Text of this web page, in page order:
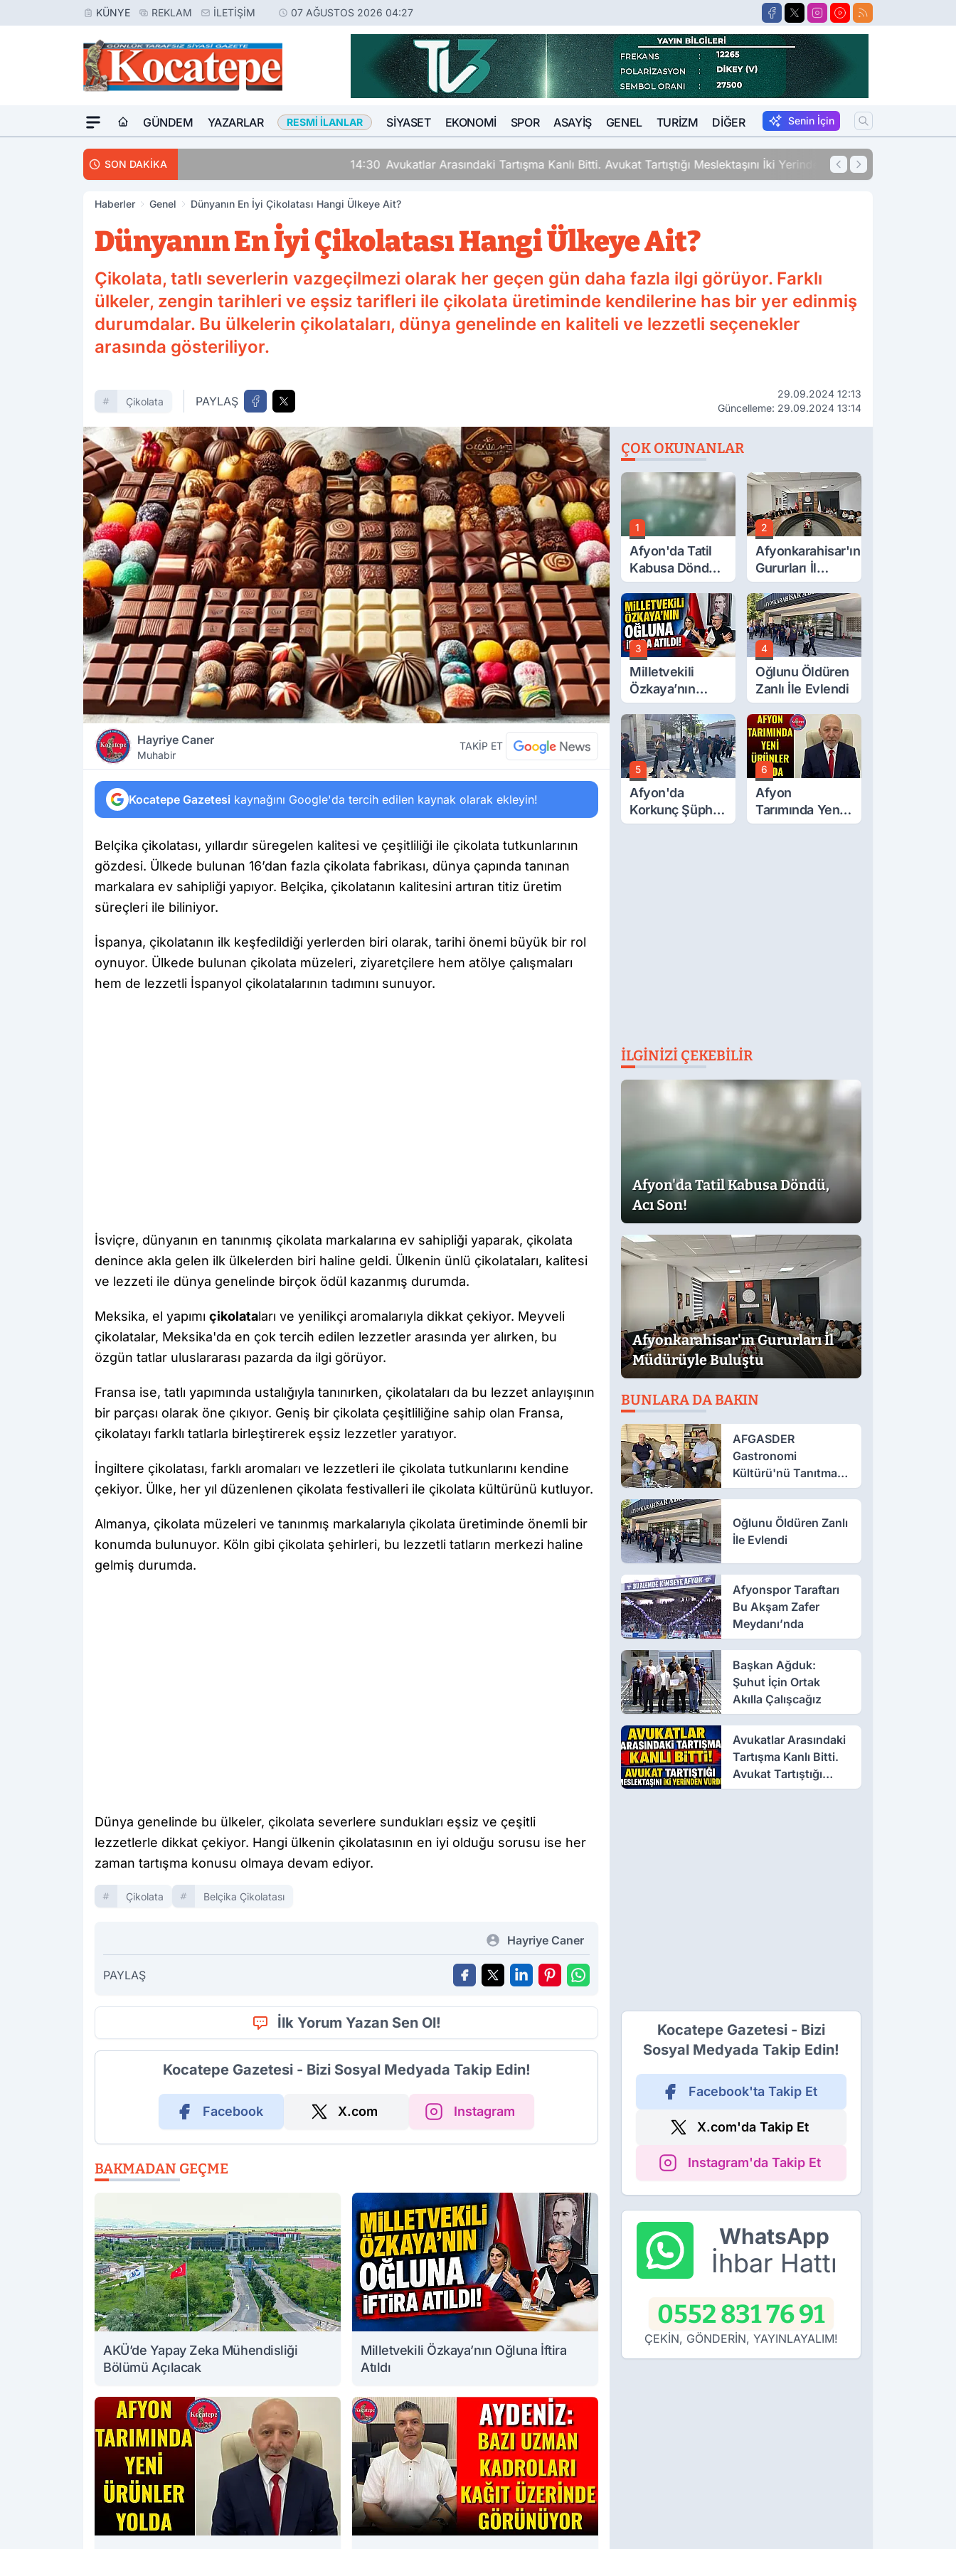
KÜNYE REKLAM İLETIŞIM 07 AĞUSTOS 2026 04:27
GÜNDEM YAZARLAR RESMI İLANLAR SIYASET EKONOMI SPOR ASAYIŞ GENEL TURIZM DIĞER Senin İçin
SON DAKİKA Avukatlar Arasındaki Tartışma Kanlı Bitti. Avukat Tartıştığı Meslektaşını İki Yerinden Vurdu 12:33
Haberler Genel Dünyanın En İyi Çikolatası Hangi Ülkeye Ait?
Dünyanın En İyi Çikolatası Hangi Ülkeye Ait?
Çikolata, tatlı severlerin vazgeçilmezi olarak her geçen gün daha fazla ilgi görüyor. Farklı
ülkeler, zengin tarihleri ve eşsiz tarifleri ile çikolata üretiminde kendilerine has bir yer edinmiş
durumdalar. Bu ülkelerin çikolataları, dünya genelinde en kaliteli ve lezzetli seçenekler
arasında gösteriliyor.
Çikolata PAYLAŞ
29.09.2024 12:13
Güncelleme: 29.09.2024 13:14
Hayriye Caner
Muhabir
TAKİP ET
Kocatepe Gazetesi kaynağını Google'da tercih edilen kaynak olarak ekleyin!
Belçika çikolatası, yıllardır süregelen kalitesi ve çeşitliliği ile çikolata tutkunlarının
gözdesi. Ülkede bulunan 16’dan fazla çikolata fabrikası, dünya çapında tanınan
markalara ev sahipliği yapıyor. Belçika, çikolatanın kalitesini artıran titiz üretim
süreçleri ile biliniyor.
İspanya, çikolatanın ilk keşfedildiği yerlerden biri olarak, tarihi önemi büyük bir rol
oynuyor. Ülkede bulunan çikolata müzeleri, ziyaretçilere hem atölye çalışmaları
hem de lezzetli İspanyol çikolatalarının tadımını sunuyor.
İsviçre, dünyanın en tanınmış çikolata markalarına ev sahipliği yaparak, çikolata
denince akla gelen ilk ülkelerden biri haline geldi. Ülkenin ünlü çikolataları, kalitesi
ve lezzeti ile dünya genelinde birçok ödül kazanmış durumda.
Meksika, el yapımı çikolataları ve yenilikçi aromalarıyla dikkat çekiyor. Meyveli
çikolatalar, Meksika'da en çok tercih edilen lezzetler arasında yer alırken, bu
özgün tatlar uluslararası pazarda da ilgi görüyor.
Fransa ise, tatlı yapımında ustalığıyla tanınırken, çikolataları da bu lezzet anlayışının
bir parçası olarak öne çıkıyor. Geniş bir çikolata çeşitliliğine sahip olan Fransa,
çikolatayı farklı tatlarla birleştirerek eşsiz lezzetler yaratıyor.
İngiltere çikolatası, farklı aromaları ve lezzetleri ile çikolata tutkunlarını kendine
çekiyor. Ülke, her yıl düzenlenen çikolata festivalleri ile çikolata kültürünü kutluyor.
Almanya, çikolata müzeleri ve tanınmış markalarıyla çikolata üretiminde önemli bir
konumda bulunuyor. Köln gibi çikolata şehirleri, bu lezzetli tatların merkezi haline
gelmiş durumda.
Dünya genelinde bu ülkeler, çikolata severlere sundukları eşsiz ve çeşitli
lezzetlerle dikkat çekiyor. Hangi ülkenin çikolatasının en iyi olduğu sorusu ise her
zaman tartışma konusu olmaya devam ediyor.
Çikolata Belçika Çikolatası
Hayriye Caner
PAYLAŞ
İlk Yorum Yazan Sen Ol!
Kocatepe Gazetesi - Bizi Sosyal Medyada Takip Edin!
Facebook X.com Instagram
BAKMADAN GEÇME
AKÜ’de Yapay Zeka Mühendisliği
Bölümü Açılacak
Milletvekili Özkaya’nın Oğluna İftira
Atıldı
ÇOK OKUNANLAR
1
Afyon'da Tatil
Kabusa Döndü,
Acı Son!
2
Afyonkarahisar'ın
Gururları İl
Müdürüyle
Buluştu
3
Milletvekili
Özkaya’nın
Oğluna İftira
Atıldı
4
Oğlunu Öldüren
Zanlı İle Evlendi
5
Afyon'da
Korkunç Şüphe!
Düştü Mü,
6
Afyon
Tarımında Yeni
Ürünler Yolda
İLGINIZI ÇEKEBILIR
Afyon'da Tatil Kabusa Döndü,
Acı Son!
Afyonkarahisar'ın Gururları İl
Müdürüyle Buluştu
BUNLARA DA BAKIN
AFGASDER
Gastronomi
Kültürü'nü Tanıtmak
İçin Çalışıyor
Oğlunu Öldüren Zanlı
İle Evlendi
Afyonspor Taraftarı
Bu Akşam Zafer
Meydanı’nda
Başkan Ağduk:
Şuhut İçin Ortak
Akılla Çalışcağız
Avukatlar Arasındaki
Tartışma Kanlı Bitti.
Avukat Tartıştığı
Meslektaşını İki
Kocatepe Gazetesi - Bizi
Sosyal Medyada Takip Edin!
Facebook'ta Takip Et
X.com'da Takip Et
Instagram'da Takip Et
WhatsApp
İhbar Hattı
0552 831 76 91
ÇEKİN, GÖNDERİN, YAYINLAYALIM!